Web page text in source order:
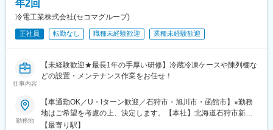
年2回
冷電工業株式会社(セコマグループ)
正社員 転勤なし 職種未経験歓迎 業種未経験歓迎
仕事内容
【未経験歓迎★最長1年の手厚い研修】冷蔵冷凍ケースや陳列棚な
どの設置・メンテナンス作業をお任せ！
勤務地
【車通勤OK／U・Iターン歓迎／石狩市・旭川市・函館市】※勤務
地はご希望を考慮の上、決定します。【本社】北海道石狩市新港
南2-718-3◎JR札沼線「拓北駅」より車で15分【旭川営業所】北
【最寄り駅】